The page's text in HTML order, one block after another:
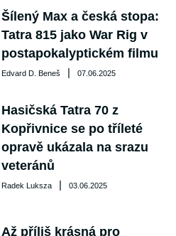
Šílený Max a česká stopa:
Tatra 815 jako War Rig v
postapokalyptickém filmu
Edvard D. Beneš | 07.06.2025
Hasičská Tatra 70 z
Kopřivnice se po tříleté
opravě ukázala na srazu
veteránů
Radek Luksza | 03.06.2025
Až příliš krásná pro